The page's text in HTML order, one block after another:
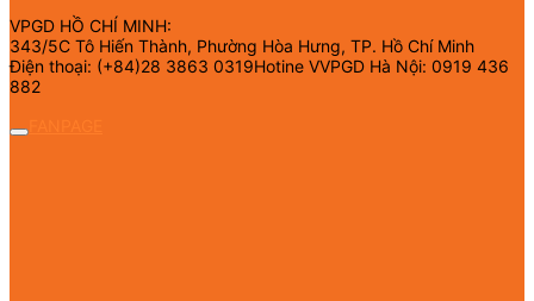
VPGD HỒ CHÍ MINH:
343/5C Tô Hiến Thành, Phường Hòa Hưng, TP. Hồ Chí Minh
Điện thoại: (+84)28 3863 0319Hotine VVPGD Hà Nội: 0919 436
882